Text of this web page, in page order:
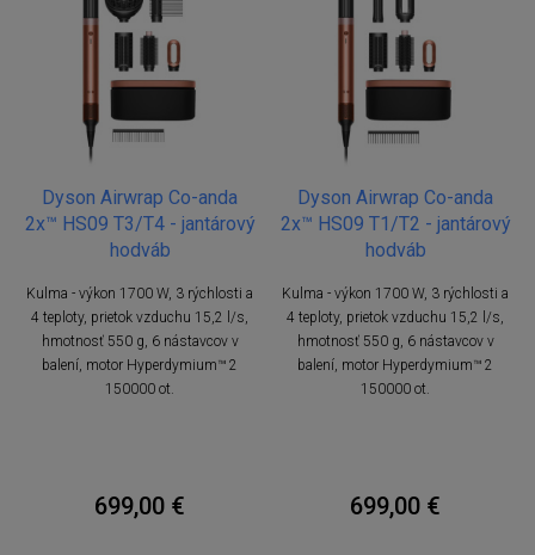
Dyson Airwrap Co-anda
2x™ HS09 T3/T4 - jantárový
hodváb
Kulma - výkon 1700 W, 3 rýchlosti a
4 teploty, prietok vzduchu 15,2 l/s,
hmotnosť 550 g, 6 nástavcov v
balení, motor Hyperdymium™ 2
150000 ot.
699,00 €
Dyson Airwrap Co-anda
2x™ HS09 T1/T2 - jantárový
hodváb
Kulma - výkon 1700 W, 3 rýchlosti a
4 teploty, prietok vzduchu 15,2 l/s,
hmotnosť 550 g, 6 nástavcov v
balení, motor Hyperdymium™ 2
150000 ot.
699,00 €